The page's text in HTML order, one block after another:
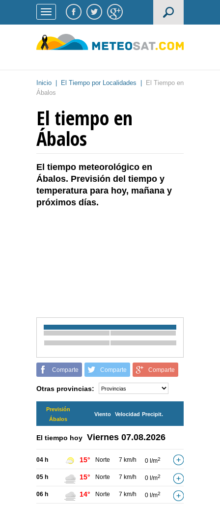
Inicio El Tiempo por Localidades
El Tiempo en
Ábalos
El tiempo en
Ábalos
El tiempo meteorológico en
Ábalos. Previsión del tiempo y
temperatura para hoy, mañana y
próximos días.
Comparte Comparte Comparte
Otras provincias:
Previsión
Ábalos
Viento Velocidad Precipit.
El tiempo hoy Viernes 07.08.2026
04 h 15° Norte 7 km/h 0 l/m2
05 h 15° Norte 7 km/h 0 l/m2
06 h 14° Norte 7 km/h 0 l/m2